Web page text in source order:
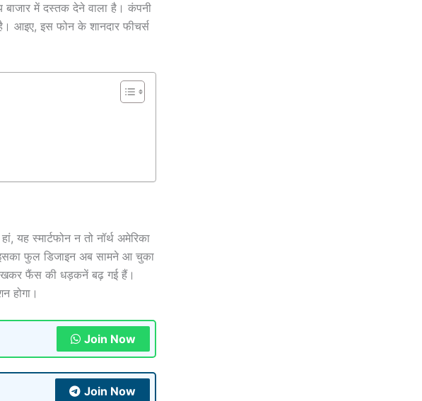
बाजार में दस्तक देने वाला है। कंपनी
आइए, इस फोन के शानदार फीचर्स
यह स्मार्टफोन न तो नॉर्थ अमेरिका
फुल डिजाइन अब सामने आ चुका
फैंस की धड़कनें बढ़ गई हैं।
होगा।
Join Now
Join Now